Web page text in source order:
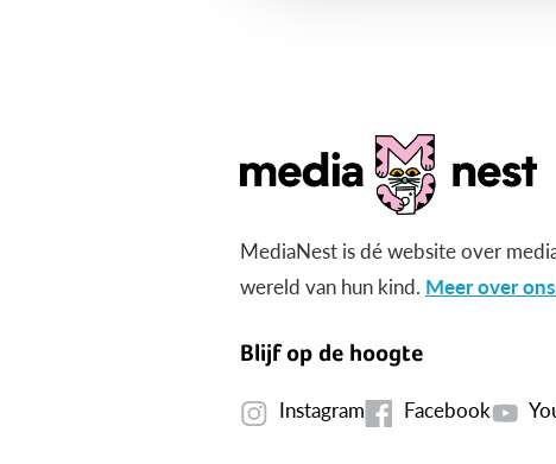
MediaNest is dé website over
wereld van hun kind. Meer over
Blijf op de hoogte
Instagram Facebook